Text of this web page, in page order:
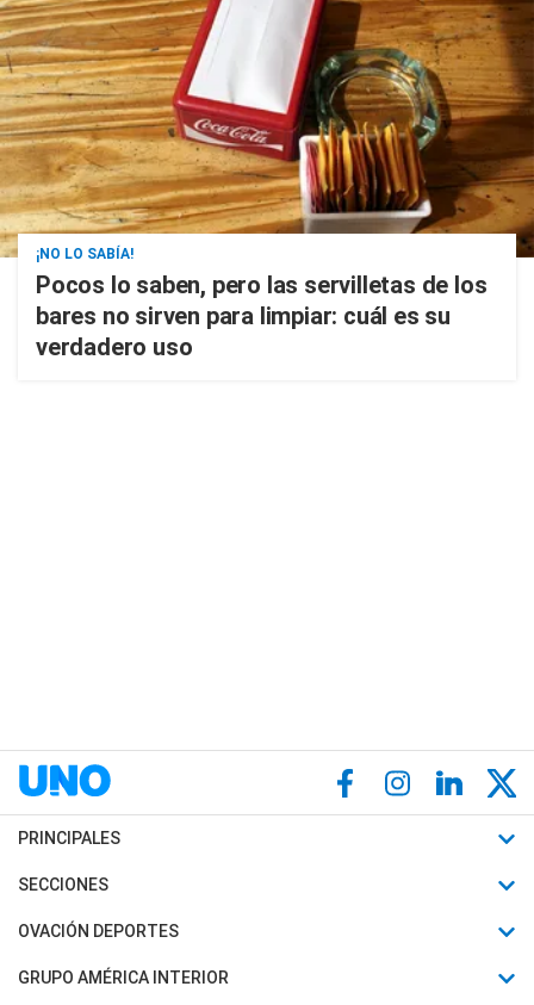
¡NO LO SABÍA!
Pocos lo saben, pero las servilletas de los
bares no sirven para limpiar: cuál es su
verdadero uso
PRINCIPALES
Últimas Noticias
Política
SECCIONES
Horóscopo
Motores
OVACIÓN DEPORTES
Fútbol
GRUPO AMÉRICA INTERIOR